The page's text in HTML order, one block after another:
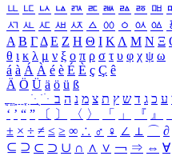
ㅥ ㅦ ㅧ ㅨ ㅩ ㅪ ㅫ ㅬ ㅭ ㅮ
ㅺ ㅻ ㅼ ㅽ ㅾ ㅿ ㆀ ㆁ ㆂ ㆃ
Α Β ΓΔ Ε Ζ Η Θ Ι ΚΛ Μ Ν Ξ
θ ι κ λ μ ν ξ ο π ρ σ τ υ φ χ ψ ω
á à Á À é è É È ç Ç ê
Ä Ö Ü ä ö ü ß
ִֶֹ ֻּ ׁׂ ע כ ג ד ש ץ ת צ מ נ ה ב
‘ ’ “ ” 〔 〕 〈 〉 「 」 『 』
± × ÷ ≠ ≤ ≥ ∞ ∴ ♂ ♀ ∠ ⊥ ⌒ ∂
⊆ ⊇ ⊂ ⊃ ∪ ∩ ∧ ∨ ￢ ⇒ ⇔ ∀